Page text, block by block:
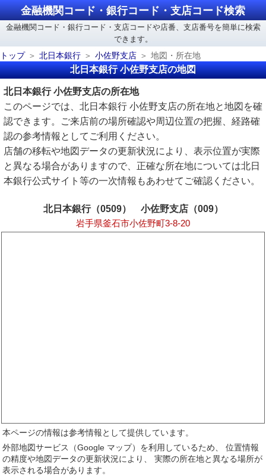
金融機関コード・銀行コード・支店コード検索
金融機関コード・銀行コード・支店コードや店番、支店番号を簡単に検索
できます。
トップ
北日本銀行 小佐野支店 地図・所在地
北日本銀行 小佐野支店の地図
北日本銀行 小佐野支店の所在地
このページでは、北日本銀行 小佐野支店の所在地と地図を確
認できます。ご来店前の場所確認や周辺位置の把握、経路確
認の参考情報としてご利用ください。
店舗の移転や地図データの更新状況により、表示位置が実際
と異なる場合がありますので、正確な所在地については北日
本銀行公式サイト等の一次情報もあわせてご確認ください。
北日本銀行（0509） 小佐野支店（009）
岩手県釜石市小佐野町3-8-20
本ページの情報は参考情報として提供しています。
外部地図サービス（Google マップ）を利用しているため、 位置情報
の精度や地図データの更新状況により、 実際の所在地と異なる場所が
表示される場合があります。